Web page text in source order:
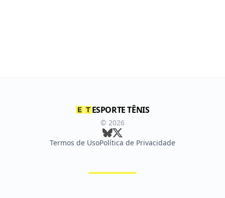
ESPORTE TÊNIS
© 2026
Termos de UsoPolítica de Privacidade